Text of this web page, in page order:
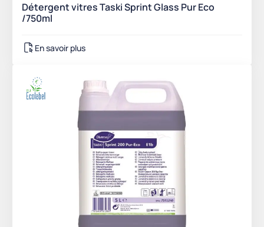
Détergent vitres Taski Sprint Glass Pur Eco
/750ml
En savoir plus